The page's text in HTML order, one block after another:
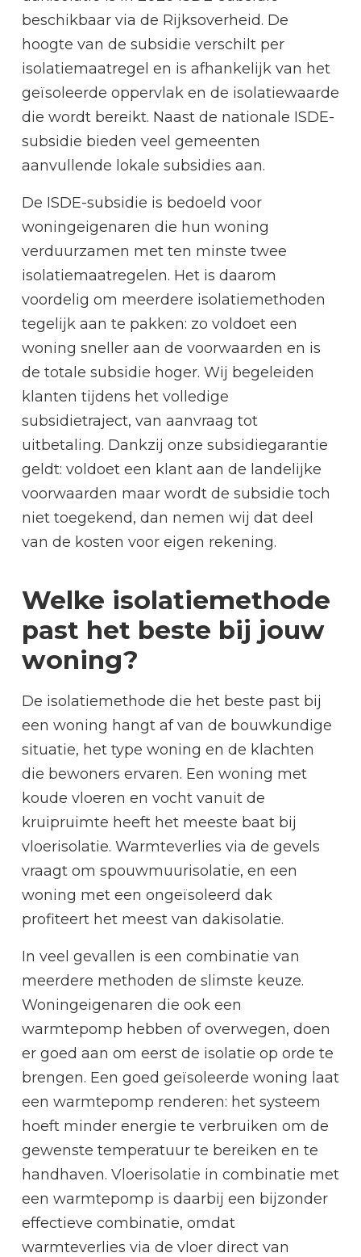
beschikbaar via de Rijksoverheid. De
hoogte van de subsidie verschilt per
isolatiemaatregel en is afhankelijk van het
geïsoleerde oppervlak en de isolatiewaarde
die wordt bereikt. Naast de nationale ISDE-
subsidie bieden veel gemeenten
aanvullende lokale subsidies aan.
De ISDE-subsidie is bedoeld voor
woningeigenaren die hun woning
verduurzamen met ten minste twee
isolatiemaatregelen. Het is daarom
voordelig om meerdere isolatiemethoden
tegelijk aan te pakken: zo voldoet een
woning sneller aan de voorwaarden en is
de totale subsidie hoger. Wij begeleiden
klanten tijdens het volledige
subsidietraject, van aanvraag tot
uitbetaling. Dankzij onze subsidiegarantie
geldt: voldoet een klant aan de landelijke
voorwaarden maar wordt de subsidie toch
niet toegekend, dan nemen wij dat deel
van de kosten voor eigen rekening.
Welke isolatiemethode
past het beste bij jouw
woning?
De isolatiemethode die het beste past bij
een woning hangt af van de bouwkundige
situatie, het type woning en de klachten
die bewoners ervaren. Een woning met
koude vloeren en vocht vanuit de
kruipruimte heeft het meeste baat bij
vloerisolatie. Warmteverlies via de gevels
vraagt om spouwmuurisolatie, en een
woning met een ongeïsoleerd dak
profiteert het meest van dakisolatie.
In veel gevallen is een combinatie van
meerdere methoden de slimste keuze.
Woningeigenaren die ook een
warmtepomp hebben of overwegen, doen
er goed aan om eerst de isolatie op orde te
brengen. Een goed geïsoleerde woning laat
een warmtepomp renderen: het systeem
hoeft minder energie te verbruiken om de
gewenste temperatuur te bereiken en te
handhaven. Vloerisolatie in combinatie met
een warmtepomp is daarbij een bijzonder
effectieve combinatie, omdat
warmteverlies via de vloer direct van